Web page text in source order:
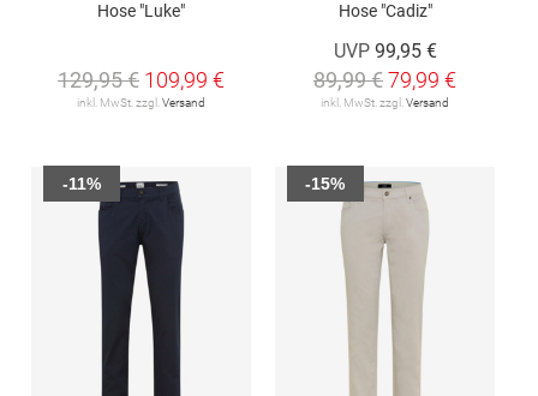
Hose "Luke"
129,95 € 109,99 €
inkl. MwSt. zzgl.Versand
Hose "Cadiz"
UVP 99,95 €
89,99 €79,99 €
inkl. MwSt. zzgl.Versand
-11% -15%